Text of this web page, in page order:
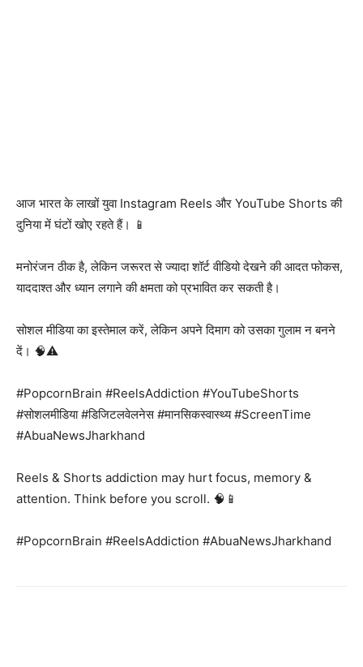
आज भारत के लाखों युवा Instagram Reels और YouTube Shorts की
दुनिया में घंटों खोए रहते हैं। 📱
मनोरंजन ठीक है, लेकिन जरूरत से ज्यादा शॉर्ट वीडियो देखने की आदत फोकस,
याददाश्त और ध्यान लगाने की क्षमता को प्रभावित कर सकती है।
सोशल मीडिया का इस्तेमाल करें, लेकिन अपने दिमाग को उसका गुलाम न बनने
दें। 🧠⚠️
#PopcornBrain #ReelsAddiction #YouTubeShorts
#सोशलमीडिया #डिजिटलवेलनेस #मानसिकस्वास्थ्य #ScreenTime
#AbuaNewsJharkhand
Reels & Shorts addiction may hurt focus, memory &
attention. Think before you scroll. 🧠📱
#PopcornBrain #ReelsAddiction #AbuaNewsJharkhand